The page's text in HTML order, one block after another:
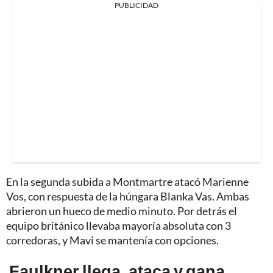
PUBLICIDAD
En la segunda subida a Montmartre atacó Marienne
Vos, con respuesta de la húngara Blanka Vas. Ambas
abrieron un hueco de medio minuto. Por detrás el
equipo británico llevaba mayoría absoluta con 3
corredoras, y Mavi se mantenía con opciones.